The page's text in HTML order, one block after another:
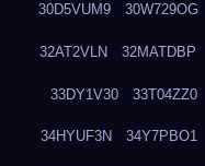
30D5VUM9 30W729OG
32AT2VLN 32MATDBP
33DY1V30 33T04ZZ0
34HYUF3N 34Y7PBO1